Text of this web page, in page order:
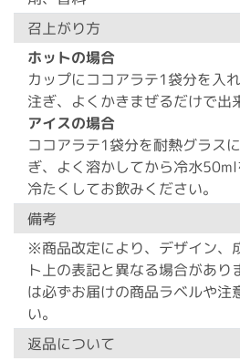
召上がり方
ホットの場合
カップにココアラテ1袋分を入
注ぎ、よくかきまぜるだけで出
アイスの場合
ココアラテ1袋分を耐熱グラス
ぎ、よく溶かしてから冷水
冷たくしてお飲みください。
備考
※商品改定により、デザイン、
ト上の表記と異なる場合があり
は必ずお届けの商品ラベルや注
い。
返品について